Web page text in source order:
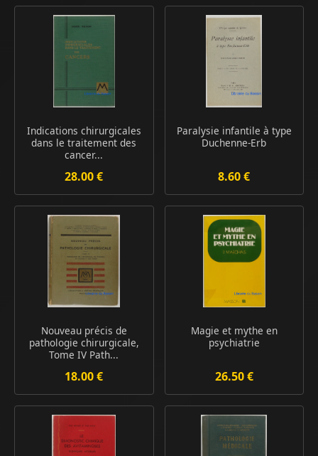
Indications chirurgicales
dans le traitement des
cancer...
28.00 €
Paralysie infantile à type
Duchenne-Erb
8.60 €
Nouveau précis de
pathologie chirurgicale,
Tome IV Path...
18.00 €
Magie et mythe en
psychiatrie
26.50 €